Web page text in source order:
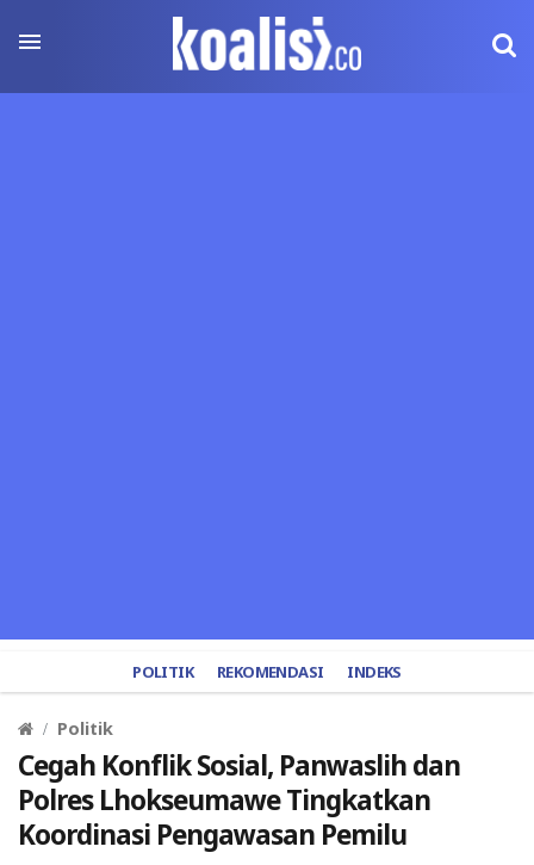
POLITIK REKOMENDASI INDEKS
Politik
Cegah Konflik Sosial, Panwaslih dan
Polres Lhokseumawe Tingkatkan
Koordinasi Pengawasan Pemilu